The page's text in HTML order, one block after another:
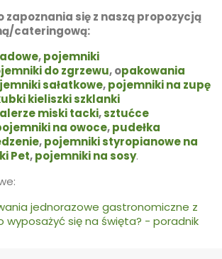
zapoznania się z naszą propozycją
cateringową:
,pojemniki
do zgrzewu, opakowania
sałatkowe,pojemniki na zupę
kieliszki szklanki
miski tacki,sztućce
na owoce,pudełka
,pojemniki styropianowe na
Pet,pojemniki na sosy.
jednorazowe gastronomiczne z
wyposażyć się na święta? - poradnik